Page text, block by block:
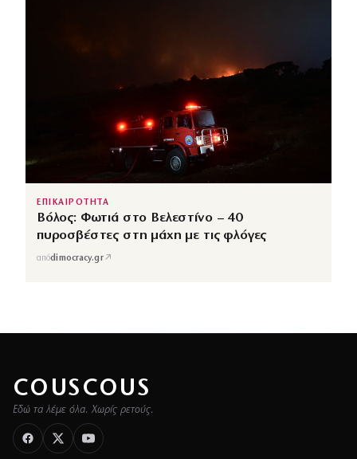
ΕΠΙΚΑΙΡΟΤΗΤΑ
Βόλος: Φωτιά στο Βελεστίνο – 40
πυροσβέστες στη μάχη με τις φλόγες
απόdimocracy.gr↗
COUSCOUS
Εδώ τα λέμε όλα. Χωρίς ρετούς.